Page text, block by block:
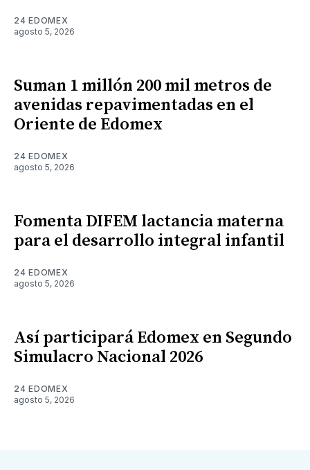
24 EDOMEX
agosto 5, 2026
Suman 1 millón 200 mil metros de
avenidas repavimentadas en el
Oriente de Edomex
24 EDOMEX
agosto 5, 2026
Fomenta DIFEM lactancia materna
para el desarrollo integral infantil
24 EDOMEX
agosto 5, 2026
Así participará Edomex en Segundo
Simulacro Nacional 2026
24 EDOMEX
agosto 5, 2026